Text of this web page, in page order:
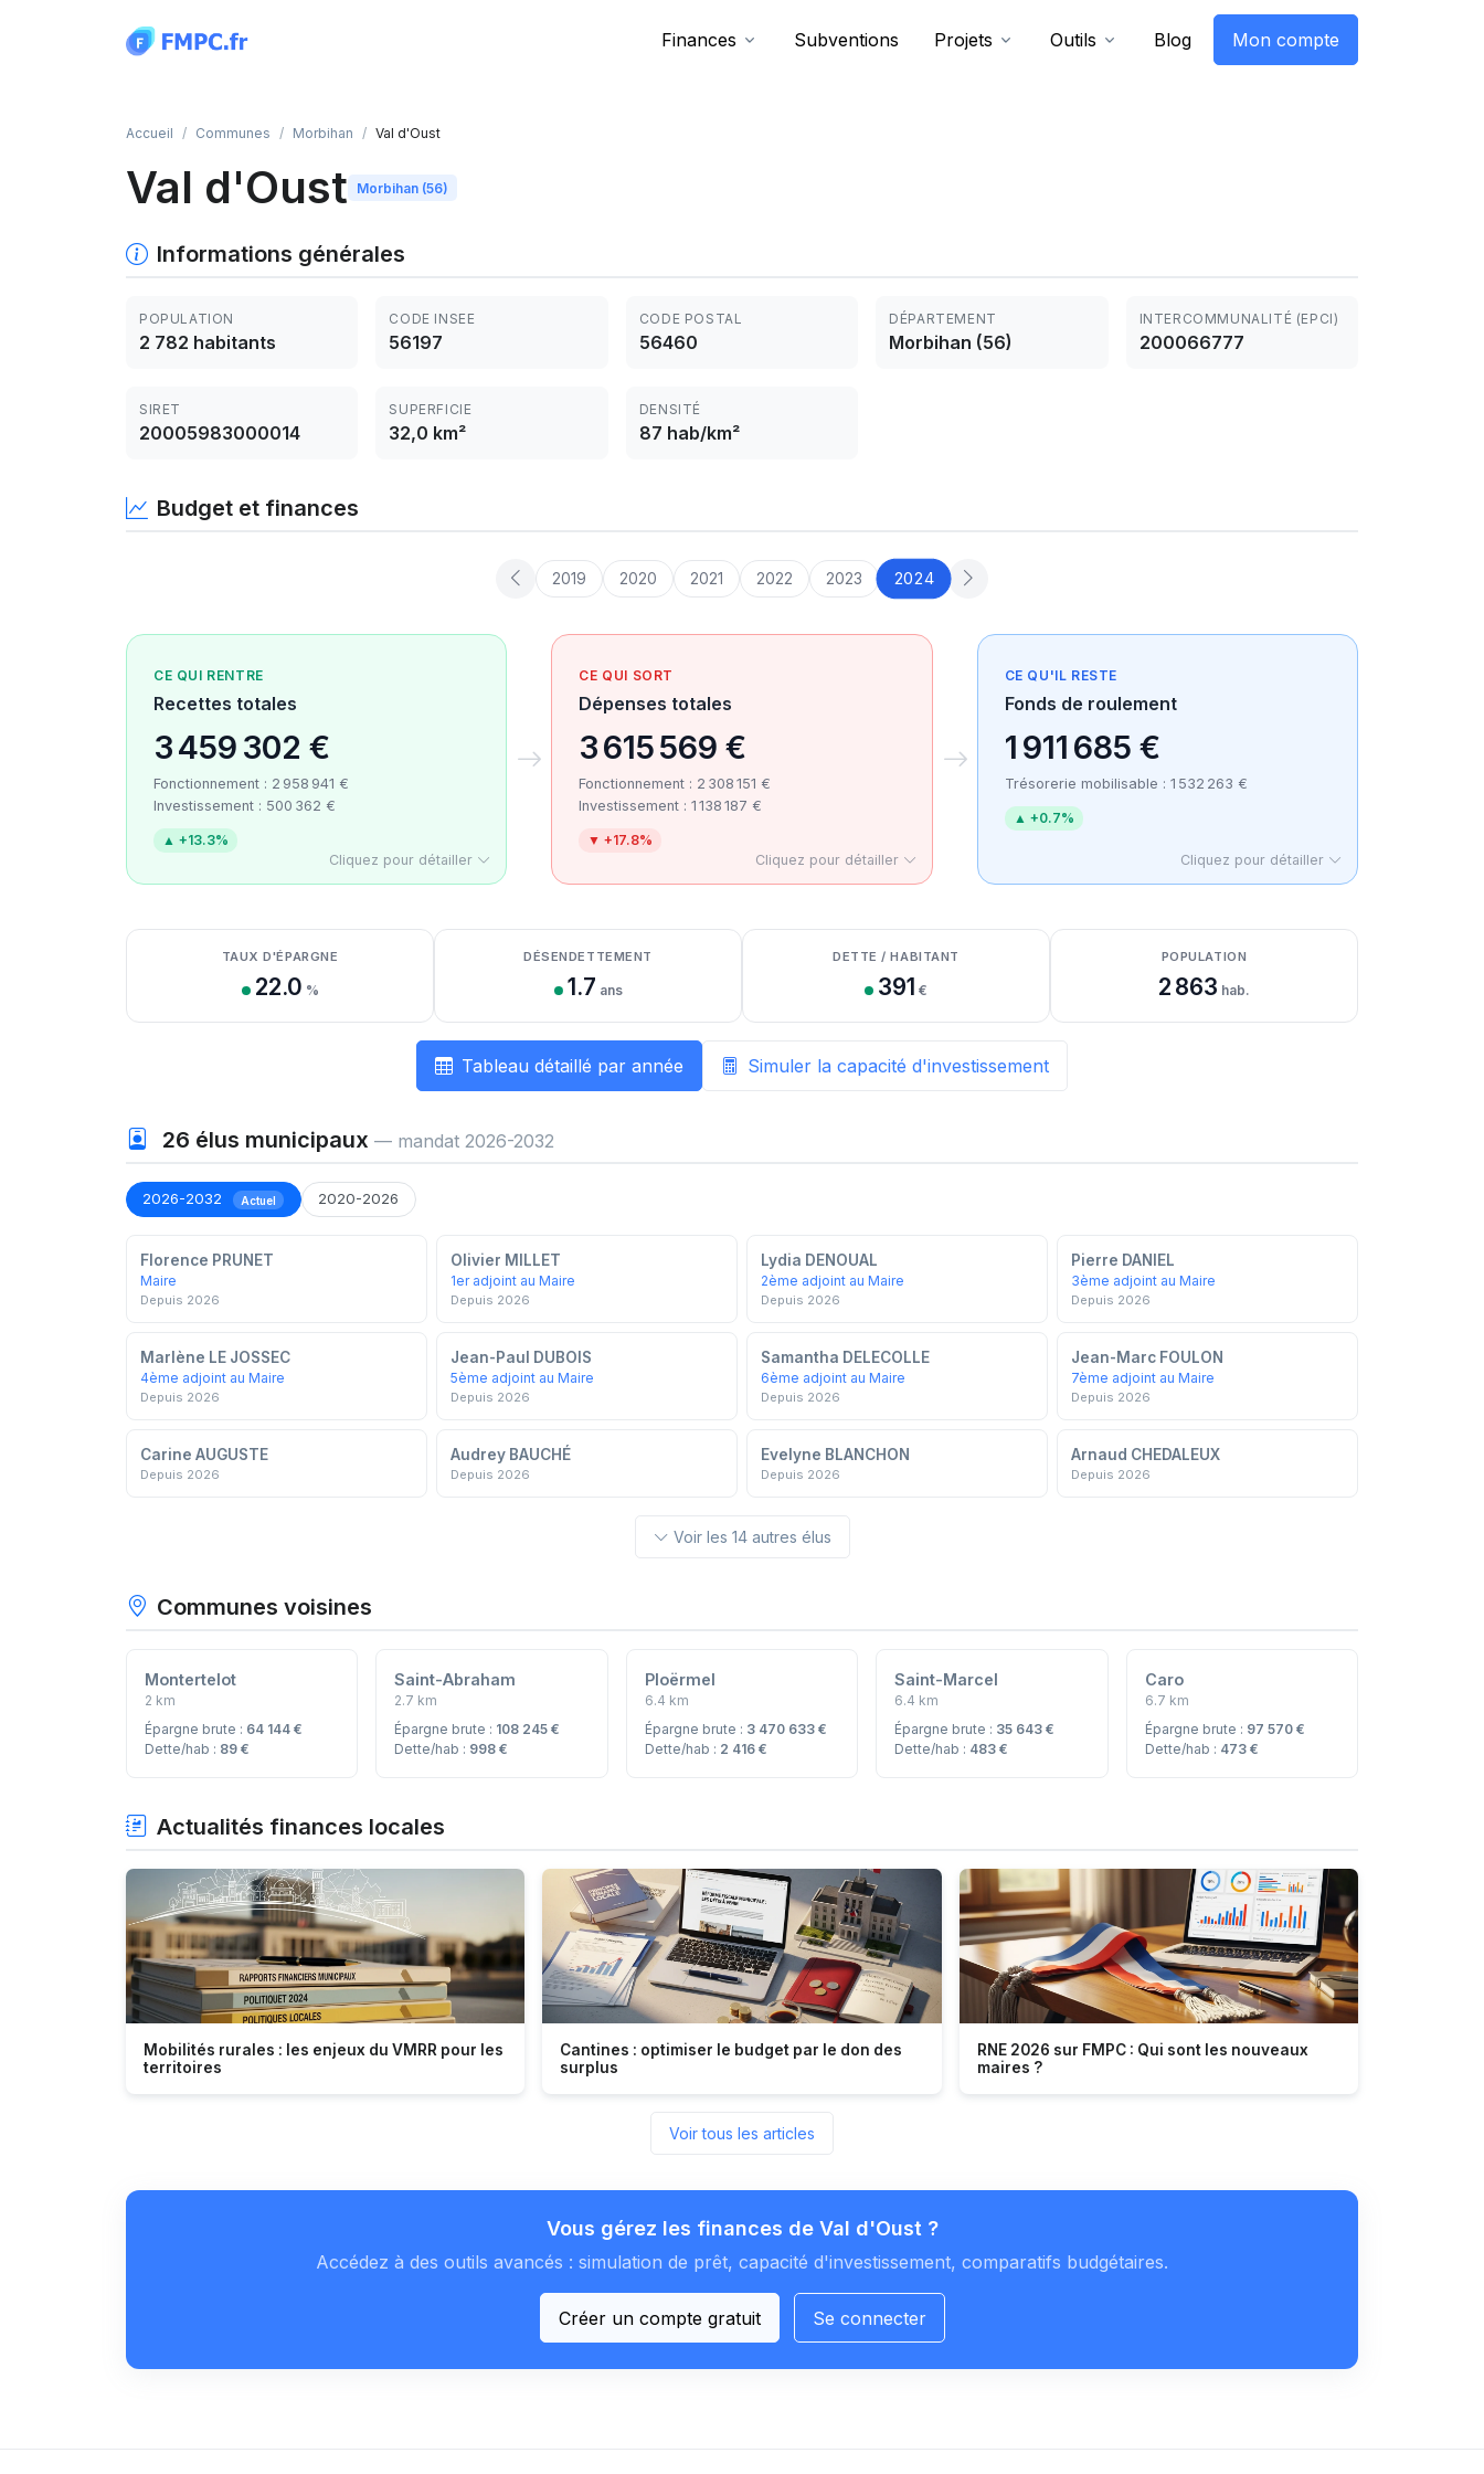
Finances Subventions Projets Outils Blog Mon compte
Accueil Communes Morbihan Val d'Oust
Val d'Oust Morbihan (56)
Informations générales
POPULATION
2 782 habitants
CODE INSEE
56197
CODE POSTAL
56460
DÉPARTEMENT
Morbihan (56)
INTERCOMMUNALITÉ (EPCI)
200066777
SIRET
20005983000014
SUPERFICIE
32,0 km²
DENSITÉ
87 hab/km²
Budget et finances
2019 2020 2021 2022 2023 2024
CE QUI RENTRE
Recettes totales
3 459 302 €
Fonctionnement : 2 958 941 €
Investissement : 500 362 €
▲ +13.3%
Cliquez pour détailler
CE QUI SORT
Dépenses totales
3 615 569 €
Fonctionnement : 2 308 151 €
Investissement : 1 138 187 €
▼ +17.8%
Cliquez pour détailler
CE QU'IL RESTE
Fonds de roulement
1 911 685 €
Trésorerie mobilisable : 1 532 263 €
▲ +0.7%
Cliquez pour détailler
Détail des recettes
Détail des dépenses
Détail de la trésorerie
TAUX D'ÉPARGNE
22.0 %
DÉSENDETTEMENT
1.7 ans
DETTE / HABITANT
391 €
POPULATION
2 863 hab.
Tableau détaillé par année Simuler la capacité d'investissement
26 élus municipaux — mandat 2026-2032
2026-2032 Actuel 2020-2026
Florence PRUNET
Maire
Depuis 2026
Olivier MILLET
1er adjoint au Maire
Depuis 2026
Lydia DENOUAL
2ème adjoint au Maire
Depuis 2026
Pierre DANIEL
3ème adjoint au Maire
Depuis 2026
Marlène LE JOSSEC
4ème adjoint au Maire
Depuis 2026
Jean-Paul DUBOIS
5ème adjoint au Maire
Depuis 2026
Samantha DELECOLLE
6ème adjoint au Maire
Depuis 2026
Jean-Marc FOULON
7ème adjoint au Maire
Depuis 2026
Carine AUGUSTE
Depuis 2026
Audrey BAUCHÉ
Depuis 2026
Evelyne BLANCHON
Depuis 2026
Arnaud CHEDALEUX
Depuis 2026
Voir les 14 autres élus
Communes voisines
Montertelot
2 km
Épargne brute : 64 144 €
Dette/hab : 89 €
Saint-Abraham
2.7 km
Épargne brute : 108 245 €
Dette/hab : 998 €
Ploërmel
6.4 km
Épargne brute : 3 470 633 €
Dette/hab : 2 416 €
Saint-Marcel
6.4 km
Épargne brute : 35 643 €
Dette/hab : 483 €
Caro
6.7 km
Épargne brute : 97 570 €
Dette/hab : 473 €
Actualités finances locales
Mobilités rurales : les enjeux du VMRR pour les
territoires
Cantines : optimiser le budget par le don des
surplus
RNE 2026 sur FMPC : Qui sont les nouveaux
maires ?
Voir tous les articles
Vous gérez les finances de Val d'Oust ?
Accédez à des outils avancés : simulation de prêt, capacité d'investissement, comparatifs budgétaires.
Créer un compte gratuit Se connecter